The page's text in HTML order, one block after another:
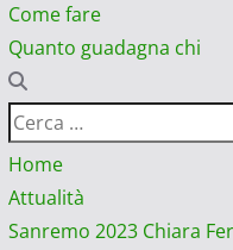
Come fare
Quanto guadagna chi
Ricerca
per:
Home
Attualità
Sanremo 2023 Chiara